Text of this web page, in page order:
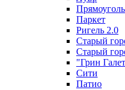
Паркет
Ригель 2.0
Старый
Старый
"Грин
Сити
Патио